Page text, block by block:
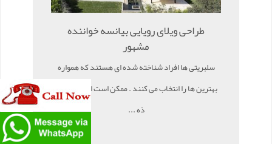
طراحی ویلای رویایی بیانسه خواننده
مشهور
سلبریتی ها افراد شناخته شده ای هستند که همواره
بهترین ها را انتخاب می کنند . ممکن است این سوال در
ذه ...